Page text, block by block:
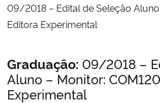
Ministério da Economia
Ministério da Agricultura, Pecuária e
09/2018 – Edital de Seleção
Editora Experimental
Início do conteúdo
Graduação: 09/2018 –
Aluno – Monitor:
Experimental